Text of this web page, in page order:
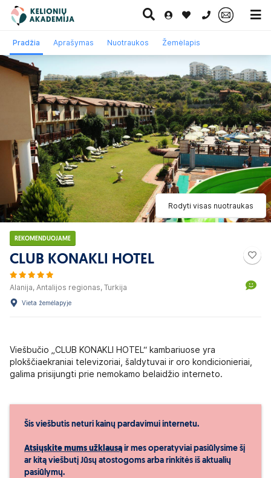
0 700 11007
Paskutinė
minutė
Pažintinės
kelionės
Egzotinės
kelionės
Kruizai
Rodyti visas nuotraukas
REKOMENDUOJAME
CLUB KONAKLI HOTEL
Alanija, Antalijos regionas, Turkija
Vieta žemėlapyje
Viešbučio „CLUB KONAKLI HOTEL“ kambariuose yra
plokščiaekraniai televizoriai, šaldytuvai ir oro kondicionieriai,
galima prisijungti prie nemokamo belaidžio interneto.
Pradžia Aprašymas Nuotraukos Žemėlapis
Šis viešbutis neturi kainų pardavimui internetu.
Atsiųskite mums užklausą ir mes operatyviai pasiūlysime šį
ar kitą viešbutį Jūsų atostogoms arba rinkitės iš aktualių
pasiūlymų.